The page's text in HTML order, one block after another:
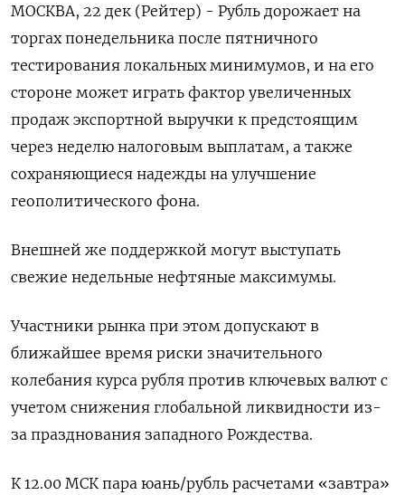
МОСКВА, 22 дек (Рейтер) - Рубль дорожает на
торгах понедельника после пятничного
тестирования локальных минимумов, и на его
стороне может играть фактор увеличенных
продаж экспортной выручки к предстоящим
через неделю налоговым выплатам, а также
сохраняющиеся надежды на улучшение
геополитического фона.
Внешней же поддержкой могут выступать
⁠свежие недельные нефтяные максимумы.
Участники рынка при этом допускают в
ближайшее время риски значительного
колебания курса рубля против ключевых валют с
учетом снижения глобальной ликвидности из-
за празднования западного Рождества.
К 12.00 МСК пара юань/рубль расчетами «завтра»